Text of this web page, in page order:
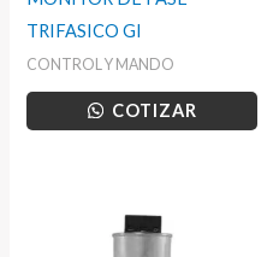
TRIFASICO GI
CONTROL Y MANDO
COTIZAR